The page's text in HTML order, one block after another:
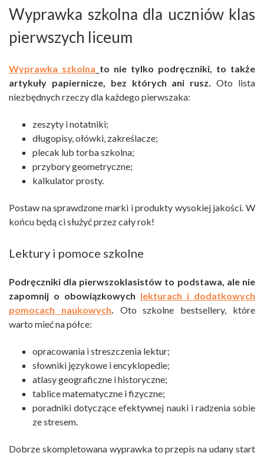
Wyprawka szkolna dla uczniów klas
pierwszych liceum
Wyprawka szkolna to nie tylko podręczniki, to także
artykuły papiernicze, bez których ani rusz. Oto lista
niezbędnych rzeczy dla każdego pierwszaka:
zeszyty i notatniki;
długopisy, ołówki, zakreślacze;
plecak lub torba szkolna;
przybory geometryczne;
kalkulator prosty.
Postaw na sprawdzone marki i produkty wysokiej jakości. W
końcu będą ci służyć przez cały rok!
Lektury i pomoce szkolne
Podręczniki dla pierwszoklasistów to podstawa, ale nie
zapomnij o obowiązkowych lekturach i dodatkowych
pomocach naukowych. Oto szkolne bestsellery, które
warto mieć na półce:
opracowania i streszczenia lektur;
słowniki językowe i encyklopedie;
atlasy geograficzne i historyczne;
tablice matematyczne i fizyczne;
poradniki dotyczące efektywnej nauki i radzenia sobie
ze stresem.
Dobrze skompletowana wyprawka to przepis na udany start